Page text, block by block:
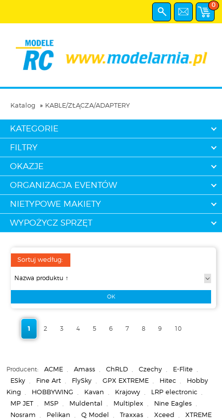
0
Katalog KABLE/ZŁĄCZA/ADAPTERY
KATEGORIE
FILTRY
OKAZJE
ORGANIZACJA EVENTÓW
NIETYPOWE MAKIETY
WYPOŻYCZ SPRZĘT
Sortuj według:
1 2 3 4 5 6 7 8 9 10
Producent: ACME Amass ChRLD Czechy E-Flite
ESky Fine Art FlySky GPX EXTREME Hitec
Hobby
King
HOBBYWING Kavan Krajowy LRP electronic
MP JET MSP Muldental Multiplex Nine Eagles
Nosram Pelikan Q Model Traxxas Xceed
XTREME